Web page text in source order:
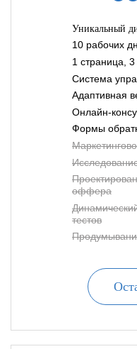
Уникальный
10 рабочих
1 страница, 3
Система
Адаптивная
Онлайн-
Формы
оффера
тестов